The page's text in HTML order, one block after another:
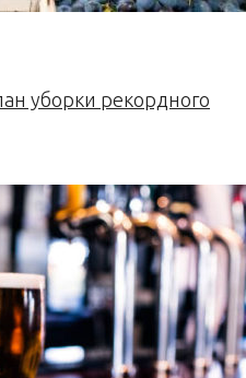
уборки рекордного